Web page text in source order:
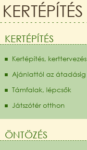
KERTÉPÍTÉS
KERTÉPÍTÉS
Kertépítés, kerttervezés
Ajánlattól az átadásig
Támfalak, lépcsők
Játszótér otthon
ÖNTÖZÉS